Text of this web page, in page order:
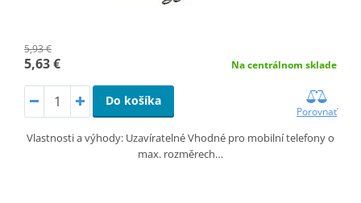
5,93 €
5,63 € Na centrálnom sklade
Do košíka
Porovnať
Vlastnosti a výhody: Uzavíratelné Vhodné pro mobilní telefony o
max. rozměrech…